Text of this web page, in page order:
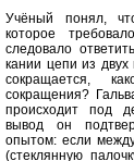
Учёный понял,
которое
следовало
кании цепи из двух
сокращается,
сокращения?
происходит под
вывод он
опытом: если
(стеклянную